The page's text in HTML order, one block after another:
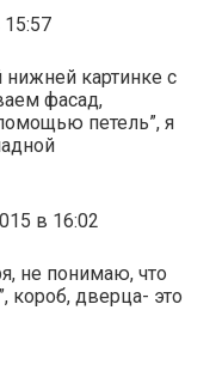
15:57
нижней картинке с
фасад,
петель”, я
в 16:02
не понимаю, что
короб, дверца- это